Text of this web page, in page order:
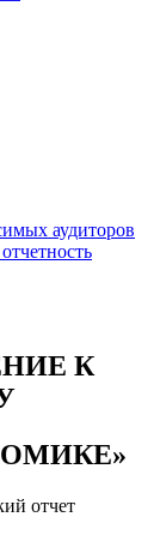
аудиторов
К
отчет